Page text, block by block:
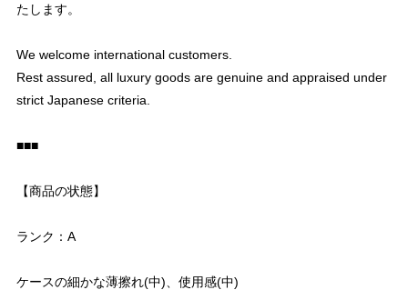
たします。
We welcome international customers.
Rest assured, all luxury goods are genuine and appraised under
strict Japanese criteria.
■■■
【商品の状態】
ランク：A
ケースの細かな薄擦れ(中)、使用感(中)